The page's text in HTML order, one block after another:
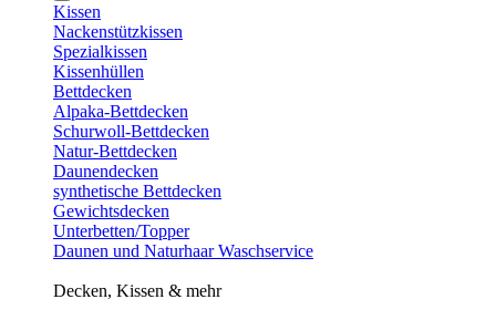
Kissen
Nackenstützkissen
Spezialkissen
Kissenhüllen
Bettdecken
Alpaka-Bettdecken
Schurwoll-Bettdecken
Natur-Bettdecken
Daunendecken
synthetische Bettdecken
Gewichtsdecken
Unterbetten/Topper
Daunen und Naturhaar Waschservice
Decken, Kissen & mehr